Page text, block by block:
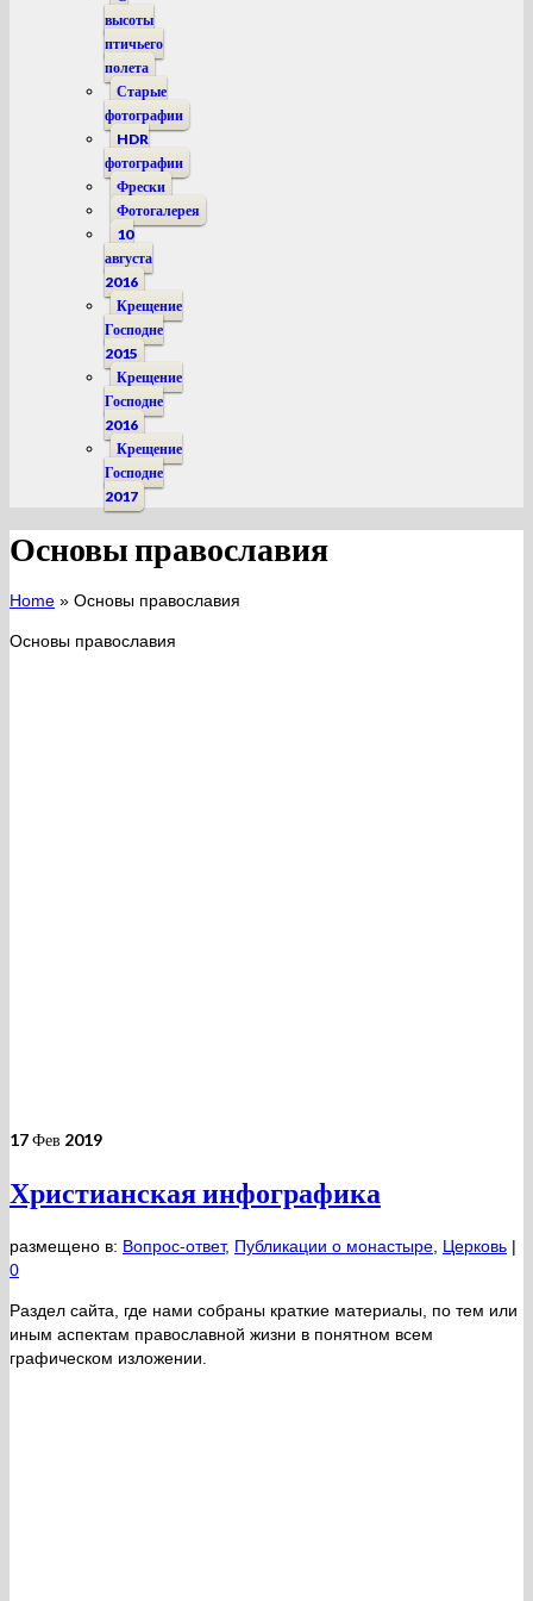
высоты
птичьего
полета
Старые
фотографии
HDR
фотографии
Фрески
Фотогалерея
10
августа
2016
Крещение
Господне
2015
Крещение
Господне
2016
Крещение
Господне
2017
Основы православия
Home » Основы православия
Основы православия
17Фев 2019
Христианская инфографика
размещено в: Вопрос-ответ, Публикации о монастыре, Церковь |
0
Раздел сайта, где нами собраны краткие материалы, по тем или
иным аспектам православной жизни в понятном всем
графическом изложении.